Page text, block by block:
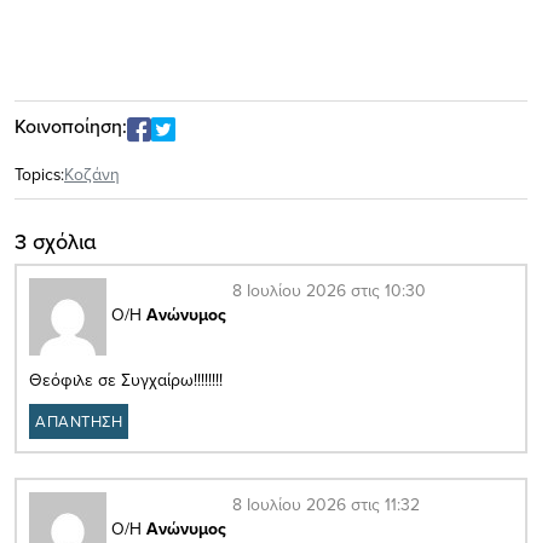
Κοινοποίηση:
Topics:Κοζάνη
3 σχόλια
Ο/Η Ανώνυμος
8 Ιουλίου 2026 στις 10:30
Θεόφιλε σε Συγχαίρω!!!!!!!!
ΑΠΑΝΤΗΣΗ
Ο/Η Ανώνυμος
8 Ιουλίου 2026 στις 11:32